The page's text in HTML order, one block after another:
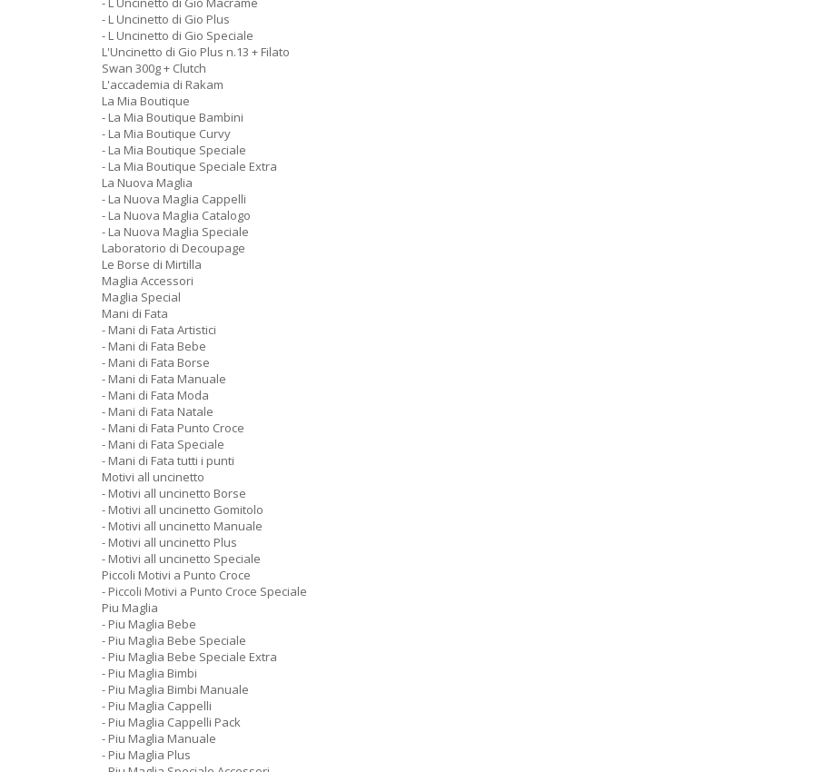
- L Uncinetto di Gio Plus
- L Uncinetto di Gio Speciale
L'Uncinetto di Gio Plus n.13 + Filato
Swan 300g + Clutch
L'accademia di Rakam
La Mia Boutique
- La Mia Boutique Bambini
- La Mia Boutique Curvy
- La Mia Boutique Speciale
- La Mia Boutique Speciale Extra
La Nuova Maglia
- La Nuova Maglia Cappelli
- La Nuova Maglia Catalogo
- La Nuova Maglia Speciale
Laboratorio di Decoupage
Le Borse di Mirtilla
Maglia Accessori
Maglia Special
Mani di Fata
- Mani di Fata Artistici
- Mani di Fata Bebe
- Mani di Fata Borse
- Mani di Fata Manuale
- Mani di Fata Moda
- Mani di Fata Natale
- Mani di Fata Punto Croce
- Mani di Fata Speciale
- Mani di Fata tutti i punti
Motivi all uncinetto
- Motivi all uncinetto Borse
- Motivi all uncinetto Gomitolo
- Motivi all uncinetto Manuale
- Motivi all uncinetto Plus
- Motivi all uncinetto Speciale
Piccoli Motivi a Punto Croce
- Piccoli Motivi a Punto Croce Speciale
Piu Maglia
- Piu Maglia Bebe
- Piu Maglia Bebe Speciale
- Piu Maglia Bebe Speciale Extra
- Piu Maglia Bimbi
- Piu Maglia Bimbi Manuale
- Piu Maglia Cappelli
- Piu Maglia Cappelli Pack
- Piu Maglia Manuale
- Piu Maglia Plus